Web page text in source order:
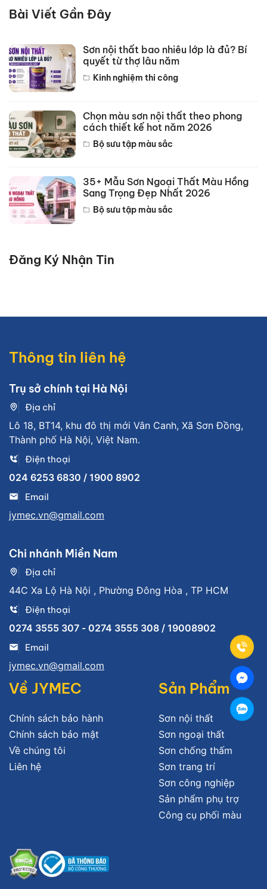
Bài Viết Gần Đây
Sơn nội thất bao nhiêu lớp là đủ? Bí
quyết từ thợ lâu năm
Kinh nghiệm thi công
Chọn màu sơn nội thất theo phong
cách thiết kế hot năm 2026
Bộ sưu tập màu sắc
35+ Mẫu Sơn Ngoại Thất Màu Hồng
Sang Trọng Đẹp Nhất 2026
Bộ sưu tập màu sắc
Đăng Ký Nhận Tin
Thông tin liên hệ
Trụ sở chính tại Hà Nội
Địa chỉ
Lô 18, BT14, khu đô thị mới Vân Canh, Xã Sơn Đồng,
Thành phố Hà Nội, Việt Nam.
Điện thoại
024 6253 6830 / 1900 8902
Email
jymec.vn@gmail.com
Chi nhánh Miền Nam
Địa chỉ
44C Xa Lộ Hà Nội , Phường Đông Hòa , TP HCM
Điện thoại
0274 3555 307 - 0274 3555 308 / 19008902
Email
jymec.vn@gmail.com
Về JYMEC
Chính sách bảo hành
Chính sách bảo mật
Về chúng tôi
Liên hệ
Sản Phẩm
Sơn nội thất
Sơn ngoại thất
Sơn chống thấm
Sơn trang trí
Sơn công nghiệp
Sản phẩm phụ trợ
Công cụ phối màu